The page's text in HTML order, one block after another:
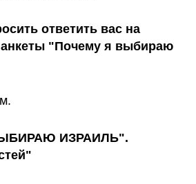
ответить вас на
"Почему я выбираю
ИЗРАИЛЬ".